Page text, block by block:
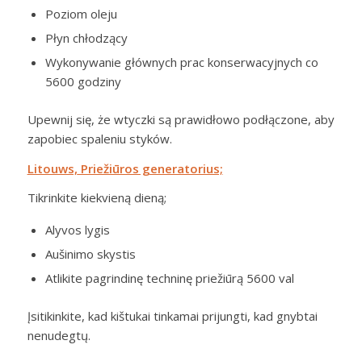
Poziom oleju
Płyn chłodzący
Wykonywanie głównych prac konserwacyjnych co
5600 godziny
Upewnij się, że wtyczki są prawidłowo podłączone, aby
zapobiec spaleniu styków.
Litouws, Priežiūros generatorius;
Tikrinkite kiekvieną dieną;
Alyvos lygis
Aušinimo skystis
Atlikite pagrindinę techninę priežiūrą 5600 val
Įsitikinkite, kad kištukai tinkamai prijungti, kad gnybtai
nenudegtų.